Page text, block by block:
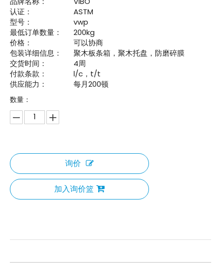
认证：
ASTM
型号：
vwp
最低订单数量：
200kg
价格：
可以协商
包装详细信息：
聚木板条箱，聚木托盘，防磨碎膜
交货时间：
4周
付款条款：
l/c，t/t
供应能力：
每月200顿
数量：
询价
加入询价篮